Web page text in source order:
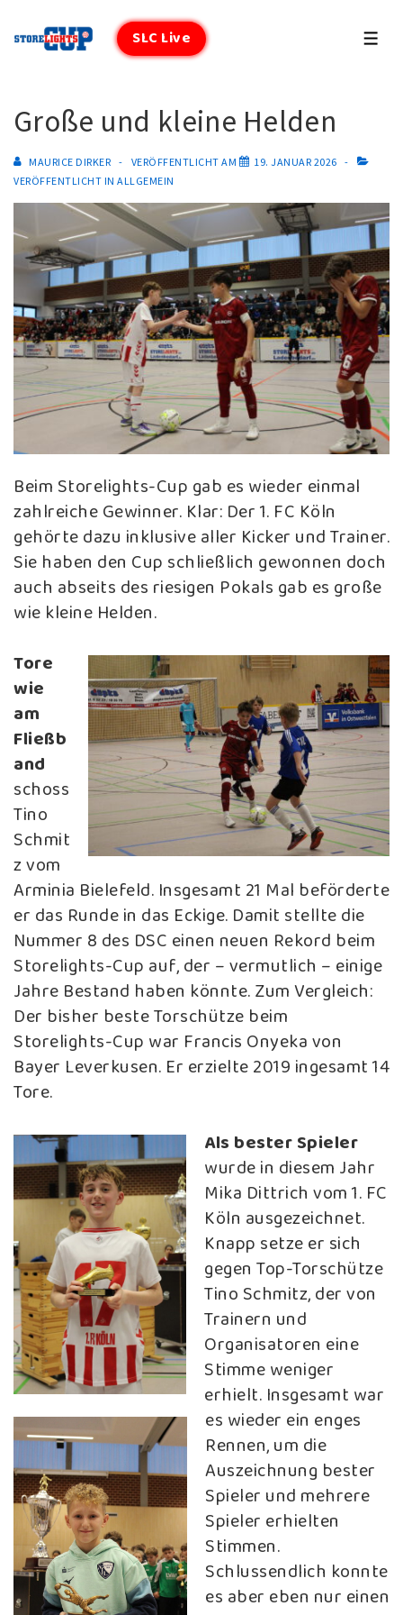
Zum
SLC Live
Große und kleine Helden
MAURICE DIRKER VERÖFFENTLICHT AM
19. JANUAR 2026
VERÖFFENTLICHT IN ALLGEMEIN
Beim Storelights-Cup gab es wieder einmal
zahlreiche Gewinner. Klar: Der 1. FC Köln
gehörte dazu inklusive aller Kicker und Trainer.
Sie haben den Cup schließlich gewonnen doch
auch abseits des riesigen Pokals gab es große
wie kleine Helden.
Tore
wie
am
Fließb
and
schoss
Tino
Schmit
z vom
Arminia Bielefeld. Insgesamt 21 Mal beförderte
er das Runde in das Eckige. Damit stellte die
Nummer 8 des DSC einen neuen Rekord beim
Storelights-Cup auf, der – vermutlich – einige
Jahre Bestand haben könnte. Zum Vergleich:
Der bisher beste Torschütze beim
Storelights-Cup war Francis Onyeka von
Bayer Leverkusen. Er erzielte 2019 ingesamt 14
Tore.
Als bester Spieler
wurde in diesem Jahr
Mika Dittrich vom 1. FC
Köln ausgezeichnet.
Knapp setze er sich
gegen Top-Torschütze
Tino Schmitz, der von
Trainern und
Organisatoren eine
Stimme weniger
erhielt. Insgesamt war
es wieder ein enges
Rennen, um die
Auszeichnung bester
Spieler und mehrere
Spieler erhielten
Stimmen.
Schlussendlich konnte
es aber eben nur einen